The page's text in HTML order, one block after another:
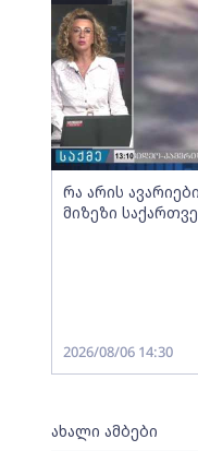
რა არის
მიზეზი
2026/08/06 14:30
ახალი ამბები